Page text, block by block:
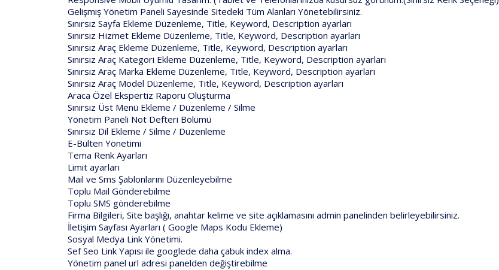
Gelişmiş Yönetim Paneli Sayesinde Sitedeki Tüm Alanları Yönetebilirsiniz.
Sınırsız Sayfa Ekleme Düzenleme, Title, Keyword, Description ayarları
Sınırsız Hizmet Ekleme Düzenleme, Title, Keyword, Description ayarları
Sınırsız Araç Ekleme Düzenleme, Title, Keyword, Description ayarları
Sınırsız Araç Kategori Ekleme Düzenleme, Title, Keyword, Description ayarları
Sınırsız Araç Marka Ekleme Düzenleme, Title, Keyword, Description ayarları
Sınırsız Araç Model Düzenleme, Title, Keyword, Description ayarları
Araca Özel Ekspertiz Raporu Oluşturma
Sınırsız Üst Menü Ekleme / Düzenleme / Silme
Yönetim Paneli Not Defteri Bölümü
Sınırsız Dil Ekleme / Silme / Düzenleme
E-Bülten Yönetimi
Tema Renk Ayarları
Limit ayarları
Mail ve Sms Şablonlarını Düzenleyebilme
Toplu Mail Gönderebilme
Toplu SMS gönderebilme
Firma Bilgileri, Site başlığı, anahtar kelime ve site açıklamasını admin panelinden belirleyebilirsiniz.
İletişim Sayfası Ayarları ( Google Maps Kodu Ekleme)
Sosyal Medya Link Yönetimi.
Sef Seo Link Yapısı ile googlede daha çabuk index alma.
Yönetim panel url adresi panelden değiştirebilme